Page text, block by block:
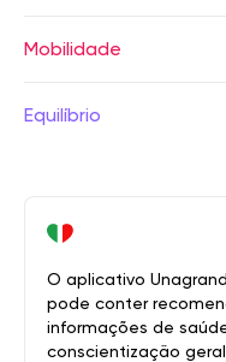
Mobilidade
Equilíbrio
O aplicativo
pode conter
informações de
conscientização